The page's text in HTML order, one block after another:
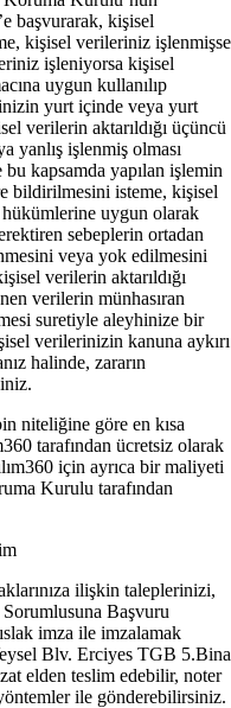
başvurarak, kişisel
kişisel verileriniz işlenmişse
işleniyorsa kişisel
uygun kullanılıp
yurt içinde veya yurt
verilerin aktarıldığı üçüncü
yanlış işlenmiş olması
kapsamda yapılan işlemin
bildirilmesini isteme, kişisel
uygun olarak
sebeplerin ortadan
veya yok edilmesini
verilerin aktarıldığı
verilerin münhasıran
suretiyle aleyhinize bir
verilerinizin kanuna aykırı
halinde, zararın
niteliğine göre en kısa
tarafından ücretsiz olarak
için ayrıca bir maliyeti
Kurulu tarafından
ilişkin taleplerinizi,
Başvuru
imza ile imzalamak
Blv. Erciyes TGB 5.Bina
elden teslim edebilir, noter
ile gönderebilirsiniz.